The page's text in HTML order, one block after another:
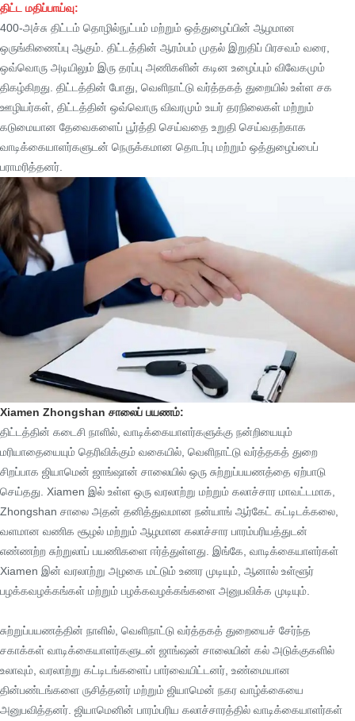
திட்ட மதிப்பாய்வு:
400-அச்சு திட்டம் தொழில்நுட்பம் மற்றும் ஒத்துழைப்பின் ஆழமான
ஒருங்கிணைப்பு ஆகும். திட்டத்தின் ஆரம்பம் முதல் இறுதிப் பிரசவம் வரை,
ஒவ்வொரு அடியிலும் இரு தரப்பு அணிகளின் கடின உழைப்பும் விவேகமும்
திகழ்கிறது. திட்டத்தின் போது, ​​வெளிநாட்டு வர்த்தகத் துறையில் உள்ள சக
ஊழியர்கள், திட்டத்தின் ஒவ்வொரு விவரமும் உயர் தரநிலைகள் மற்றும்
கடுமையான தேவைகளைப் பூர்த்தி செய்வதை உறுதி செய்வதற்காக
வாடிக்கையாளர்களுடன் நெருக்கமான தொடர்பு மற்றும் ஒத்துழைப்பைப்
பராமரித்தனர்.
Xiamen Zhongshan சாலைப் பயணம்:
திட்டத்தின் கடைசி நாளில், வாடிக்கையாளர்களுக்கு நன்றியையும்
மரியாதையையும் தெரிவிக்கும் வகையில், வெளிநாட்டு வர்த்தகத் துறை
சிறப்பாக ஜியாமென் ஜாங்ஷான் சாலையில் ஒரு சுற்றுப்பயணத்தை ஏற்பாடு
செய்தது. Xiamen இல் உள்ள ஒரு வரலாற்று மற்றும் கலாச்சார மாவட்டமாக,
Zhongshan சாலை அதன் தனித்துவமான நன்யாங் ஆர்கேட் கட்டிடக்கலை,
வளமான வணிக சூழல் மற்றும் ஆழமான கலாச்சார பாரம்பரியத்துடன்
எண்ணற்ற சுற்றுலாப் பயணிகளை ஈர்த்துள்ளது. இங்கே, வாடிக்கையாளர்கள்
Xiamen இன் வரலாற்று அழகை மட்டும் உணர முடியும், ஆனால் உள்ளூர்
பழக்கவழக்கங்கள் மற்றும் பழக்கவழக்கங்களை அனுபவிக்க முடியும்.
சுற்றுப்பயணத்தின் நாளில், வெளிநாட்டு வர்த்தகத் துறையைச் சேர்ந்த
சகாக்கள் வாடிக்கையாளர்களுடன் ஜாங்ஷன் சாலையின் கல் அடுக்குகளில்
உலாவும், வரலாற்று கட்டிடங்களைப் பார்வையிட்டனர், உண்மையான
தின்பண்டங்களை ருசித்தனர் மற்றும் ஜியாமென் நகர வாழ்க்கையை
அனுபவித்தனர். ஜியாமெனின் பாரம்பரிய கலாச்சாரத்தில் வாடிக்கையாளர்கள்